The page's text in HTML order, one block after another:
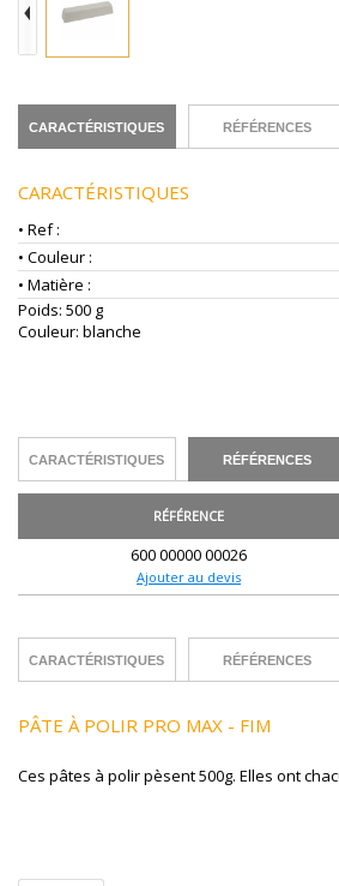
CARACTÉRISTIQUES RÉFÉRENCES
CARACTÉRISTIQUES
• Ref :
• Couleur :
• Matière :
Poids: 500 g
Couleur: blanche
CARACTÉRISTIQUES RÉFÉRENCES
RÉFÉRENCE
600 00000 00026
Ajouter au devis
CARACTÉRISTIQUES RÉFÉRENCES
PÂTE À POLIR PRO MAX - FIM
Ces pâtes à polir pèsent 500g. Elles ont